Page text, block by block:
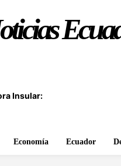
Insular:
Economía Ecuador